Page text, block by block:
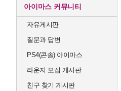
아이마스 커뮤니티
자유게시판
질문과 답변
PS4(콘솔) 아이마스
라운지 모집 게시판
친구 찾기 게시판